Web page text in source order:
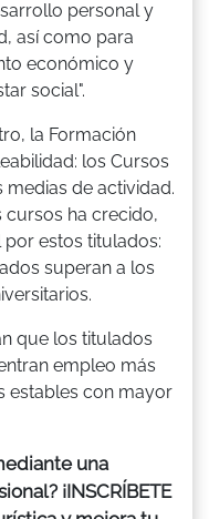
personal y
así como para
económico y
social".
la Formación
los Cursos
de actividad.
cursos ha crecido,
estos titulados:
superan a los
que los titulados
empleo más
estables con mayor
una
¡INSCRÍBETE